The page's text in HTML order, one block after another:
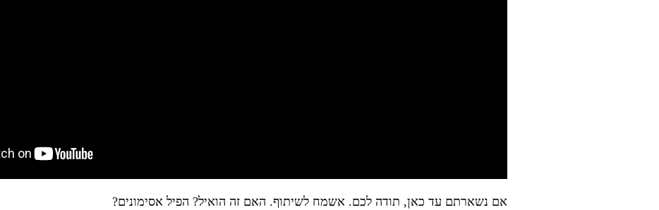
אם נשארתם עד כאן, תודה לכם. אשמח לשיתוף. האם זה הואיל? הפיל אסימונים?